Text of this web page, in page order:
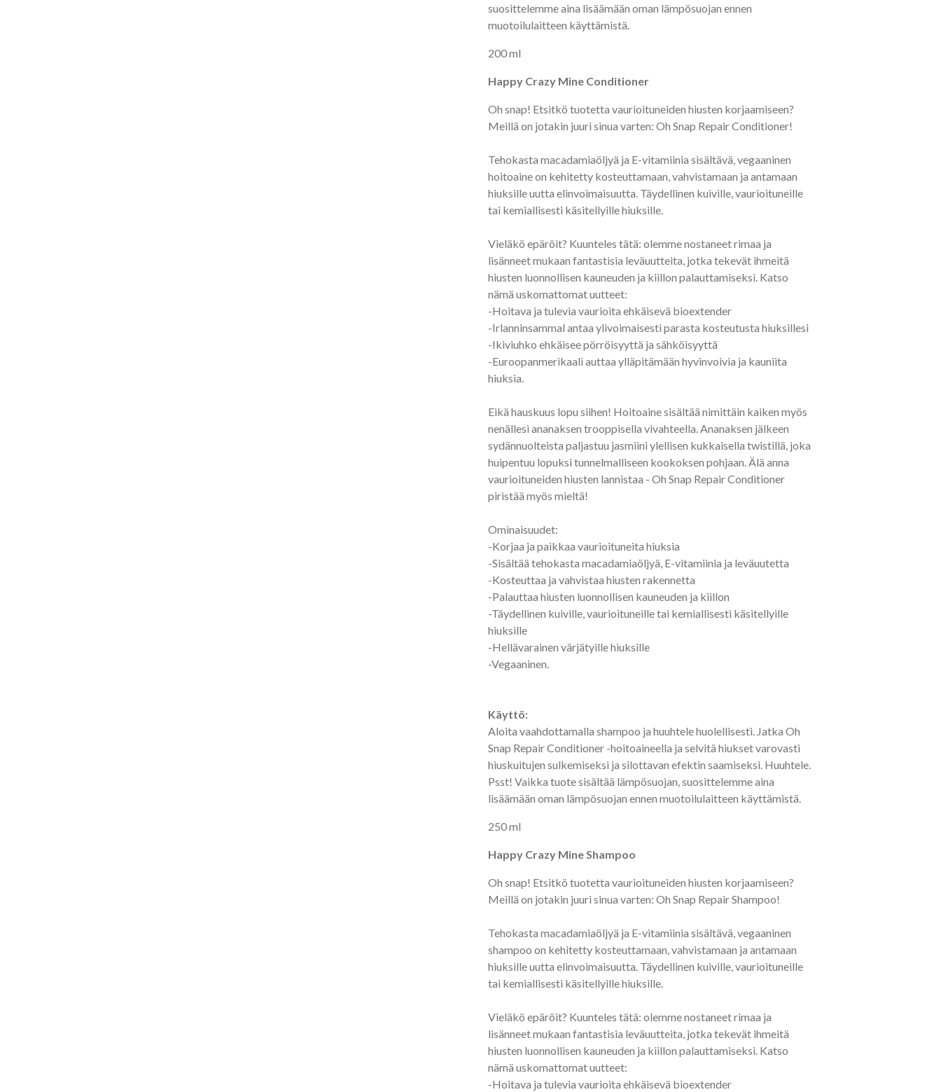
suosittelemme aina lisäämään oman lämpösuojan ennen
muotoilulaitteen käyttämistä.
200 ml
Happy Crazy Mine Conditioner
Oh snap! Etsitkö tuotetta vaurioituneiden hiusten korjaamiseen?
Meillä on jotakin juuri sinua varten: Oh Snap Repair Conditioner!
Tehokasta macadamiaöljyä ja E-vitamiinia sisältävä, vegaaninen
hoitoaine on kehitetty kosteuttamaan, vahvistamaan ja antamaan
hiuksille uutta elinvoimaisuutta. Täydellinen kuiville, vaurioituneille
tai kemiallisesti käsitellyille hiuksille.
Vieläkö epäröit? Kuunteles tätä: olemme nostaneet rimaa ja
lisänneet mukaan fantastisia leväuutteita, jotka tekevät ihmeitä
hiusten luonnollisen kauneuden ja kiillon palauttamiseksi. Katso
nämä uskomattomat uutteet:
-Hoitava ja tulevia vaurioita ehkäisevä bioextender
-Irlanninsammal antaa ylivoimaisesti parasta kosteutusta hiuksillesi
-Ikiviuhko ehkäisee pörröisyyttä ja sähköisyyttä
-Euroopanmerikaali auttaa ylläpitämään hyvinvoivia ja kauniita
hiuksia.
Eikä hauskuus lopu siihen! Hoitoaine sisältää nimittäin kaiken myös
nenällesi ananaksen trooppisella vivahteella. Ananaksen jälkeen
sydännuolteista paljastuu jasmiini ylellisen kukkaisella twistillä, joka
huipentuu lopuksi tunnelmalliseen kookoksen pohjaan. Älä anna
vaurioituneiden hiusten lannistaa - Oh Snap Repair Conditioner
piristää myös mieltä!
Ominaisuudet:
-Korjaa ja paikkaa vaurioituneita hiuksia
-Sisältää tehokasta macadamiaöljyä, E-vitamiinia ja leväuutetta
-Kosteuttaa ja vahvistaa hiusten rakennetta
-Palauttaa hiusten luonnollisen kauneuden ja kiillon
-Täydellinen kuiville, vaurioituneille tai kemiallisesti käsitellyille
hiuksille
-Hellävarainen värjätyille hiuksille
-Vegaaninen.
Käyttö:
Aloita vaahdottamalla shampoo ja huuhtele huolellisesti. Jatka Oh
Snap Repair Conditioner -hoitoaineella ja selvitä hiukset varovasti
hiuskuitujen sulkemiseksi ja silottavan efektin saamiseksi. Huuhtele.
Psst! Vaikka tuote sisältää lämpösuojan, suosittelemme aina
lisäämään oman lämpösuojan ennen muotoilulaitteen käyttämistä.
250 ml
Happy Crazy Mine Shampoo
Oh snap! Etsitkö tuotetta vaurioituneiden hiusten korjaamiseen?
Meillä on jotakin juuri sinua varten: Oh Snap Repair Shampoo!
Tehokasta macadamiaöljyä ja E-vitamiinia sisältävä, vegaaninen
shampoo on kehitetty kosteuttamaan, vahvistamaan ja antamaan
hiuksille uutta elinvoimaisuutta. Täydellinen kuiville, vaurioituneille
tai kemiallisesti käsitellyille hiuksille.
Vieläkö epäröit? Kuunteles tätä: olemme nostaneet rimaa ja
lisänneet mukaan fantastisia leväuutteita, jotka tekevät ihmeitä
hiusten luonnollisen kauneuden ja kiillon palauttamiseksi. Katso
nämä uskomattomat uutteet:
-Hoitava ja tulevia vaurioita ehkäisevä bioextender